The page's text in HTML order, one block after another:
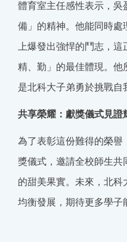
體育室主任感性表示，吳
備」的精神。他能同時處
上爆發出強悍的鬥志，這
精、勤」的最佳體現。他
是北科大子弟勇於挑戰自
共享榮耀：獻獎儀式見證
為了表彰這份難得的榮譽
獎儀式，邀請全校師生共
的甜美果實。未來，北
均衡發展，期待更多學子